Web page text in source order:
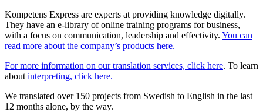
Kompetens Express are experts at providing knowledge digitally.
They have an e-library of online training programs for business,
with a focus on communication, leadership and effectivity. You can
read more about the company’s products here.
For more information on our translation services, click here. To learn
about interpreting, click here.
We translated over 150 projects from Swedish to English in the last
12 months alone, by the way.